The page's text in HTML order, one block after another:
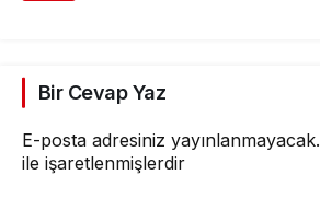
Bir Cevap Yaz
E-posta adresiniz yayınlanmayacak.
ile işaretlenmişlerdir